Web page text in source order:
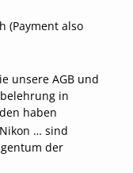
(Payment also
unsere AGB und
in
haben
… sind
der